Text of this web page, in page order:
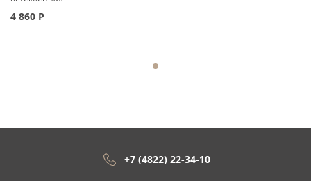
4 860 Р
+7 (4822) 22-34-10